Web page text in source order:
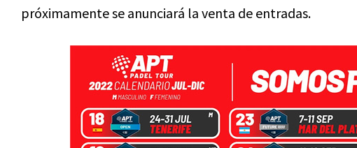
próximamente se anunciará la venta de entradas.